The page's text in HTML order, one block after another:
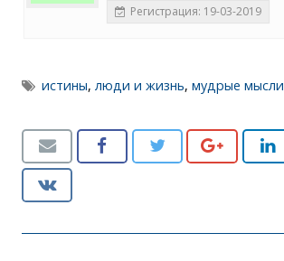
Регистрация: 19-03-2019
истины, люди и жизнь,мудрые мысли